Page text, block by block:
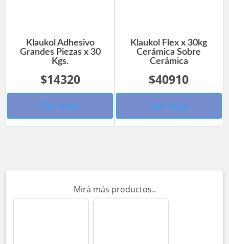
Klaukol Adhesivo
Grandes Piezas x 30
Kgs.
$14320
Ver más
Klaukol Flex x 30kg
Cerámica Sobre
Cerámica
$40910
Ver más
Mirá más productos..